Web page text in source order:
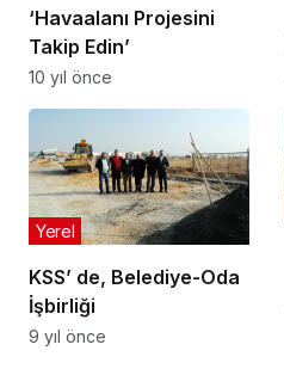
‘Havaalanı Projesini
Takip Edin’
10 yıl önce
KSS’ de, Belediye-Oda
İşbirliği
Yerel
9 yıl önce